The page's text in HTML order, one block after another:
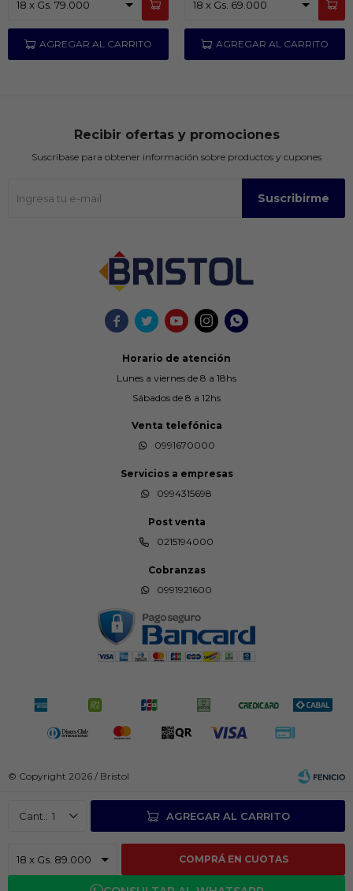
1 AGREGAR AL CARRITO
COMPRÁ EN CUOTAS
    
Horario de atención
Lunes a viernes de 8 a 18hs
Sábados de 8 a 12hs
Venta telefónica
0991670000
Servicios a empresas
0994315698
Post venta
0215194000
Cobranzas
0991921600
Recibir ofertas y promociones
Suscríbase para obtener información sobre productos y cupones
Suscribirme
© Copyright 2026 / Bristol